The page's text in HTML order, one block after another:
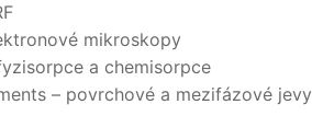
mikroskopy
a chemisorpce
– povrchové a mezifázové jevy